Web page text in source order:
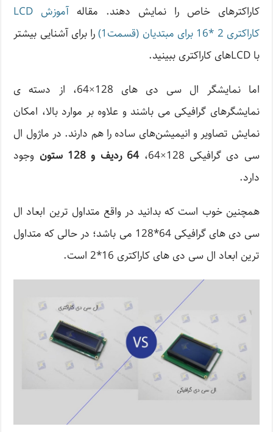
کاراکترهای خاص را نمایش دهند. مقاله
آموزش LCD
کاراکتری 2 *16 برای مبتدیان (قسمت1)
را برای آشنایی بیشتر
با LCDهای کاراکتری ببینید.
اما نمایشگر ال سی دی های 128×64، از دسته ی
نمایشگرهای گرافیکی می باشند و علاوه بر موارد بالا، امکان
نمایش تصاویر و انیمیشن‌های ساده را هم دارند. در ماژول ال
سی دی گرافیکی 128×64،
64 ردیف و 128 ستون
وجود
دارد.
همچنین خوب است که بدانید در واقع متداول ترین ابعاد ال
سی دی های گرافیکی 64*128 می باشد؛ در حالی که متداول
ترین ابعاد ال سی دی های کاراکتری 16*2 است.